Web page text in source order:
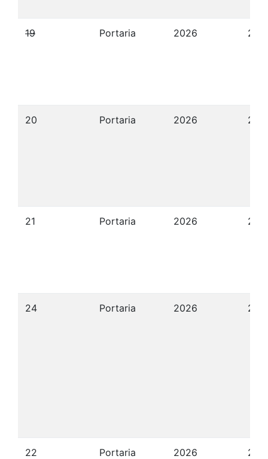
19 Portaria 2026 22/
20 Portaria 2026 22/
21 Portaria 2026 22/
24 Portaria 2026 22/
22 Portaria 2026 23/